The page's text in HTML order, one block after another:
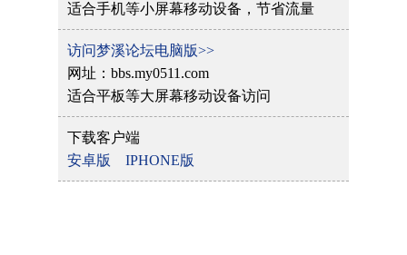
适合手机等小屏幕移动设备，节省流量
访问梦溪论坛电脑版>>
网址：bbs.my0511.com
适合平板等大屏幕移动设备访问
下载客户端
安卓版
IPHONE版